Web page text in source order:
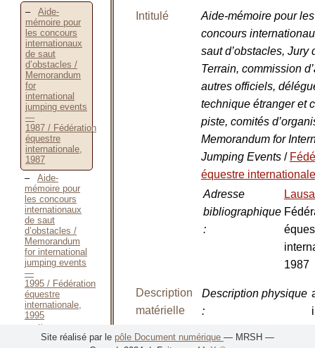
Aide-
mémoire pour
les concours
internationaux
de saut
d’obstacles /
Memorandum
for
international
jumping events
—
1987 / Fédération
équestre
internationale,
1987
Aide-
mémoire pour
les concours
internationaux
de saut
d’obstacles /
Memorandum
for international
jumping events
—
1995 / Fédération
équestre
internationale,
1995
Il concorso
ippico —
Intitulé
Aide-mémoire pour les
concours
saut d’obstacles, Jury
Terrain, commission
autres officiels,
technique étranger et
piste, comités
Memorandum for
Jumping Events /
équestre internationale
Adresse
bibliographique
:
1987
Description
matérielle
Description physique
:
Site réalisé par le pôle Document numérique — MRSH —